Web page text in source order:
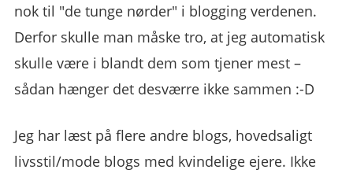
nok til "de tunge nørder" i blogging verdenen.
Derfor skulle man måske tro, at jeg automatisk
skulle være i blandt dem som tjener mest –
sådan hænger det desværre ikke sammen :-D
Jeg har læst på flere andre blogs, hovedsaligt
livsstil/mode blogs med kvindelige ejere. Ikke